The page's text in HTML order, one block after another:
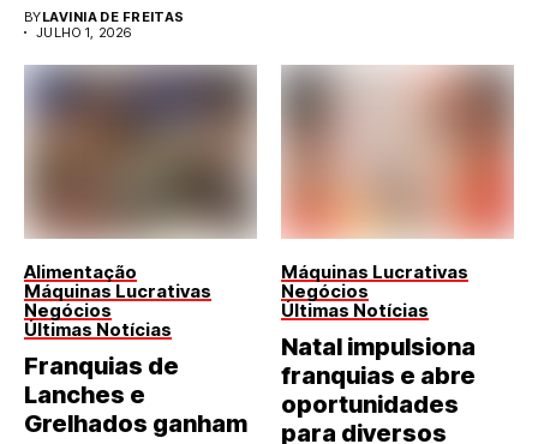
BYLAVINIA DE FREITAS
JULHO 1, 2026
Alimentação
Máquinas Lucrativas
Negócios
Últimas Notícias
Franquias de
Lanches e
Grelhados ganham
Máquinas Lucrativas
Negócios
Últimas Notícias
Natal impulsiona
franquias e abre
oportunidades
para diversos